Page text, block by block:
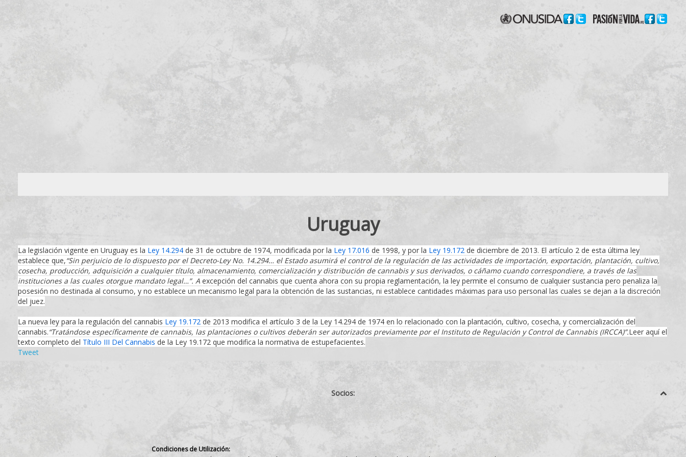
Uruguay
La legislación vigente en Uruguay es la Ley 14.294 de 31 de octubre de 1974, modificada por la Ley 17.016 de 1998, y por la Ley 19.172 de diciembre de 2013. El artículo 2 de esta última ley
establece que,“Sin perjuicio de lo dispuesto por el Decreto-Ley No. 14.294… el Estado asumirá el control de la regulación de las actividades de importación, exportación, plantación, cultivo,
cosecha, producción, adquisición a cualquier título, almacenamiento, comercialización y distribución de cannabis y sus derivados, o cáñamo cuando correspondiere, a través de las
instituciones a las cuales otorgue mandato legal…”. A excepción del cannabis que cuenta ahora con su propia reglamentación, la ley permite el consumo de cualquier sustancia pero penaliza la
posesión no destinada al consumo, y no establece un mecanismo legal para la obtención de las sustancias, ni establece cantidades máximas para uso personal las cuales se dejan a la discreción
del juez.
La nueva ley para la regulación del cannabis Ley 19.172 de 2013 modifica el artículo 3 de la Ley 14.294 de 1974 en lo relacionado con la plantación, cultivo, cosecha, y comercialización del
cannabis.“Tratándose específicamente de cannabis, las plantaciones o cultivos deberán ser autorizados previamente por el Instituto de Regulación y Control de Cannabis (IRCCA)”.Leer aquí el
texto completo del Título III Del Cannabis de la Ley 19.172 que modifica la normativa de estupefacientes.
Tweet
Socios:
Condiciones de Utilización: